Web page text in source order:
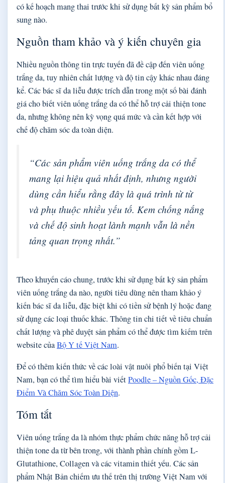
có kế hoạch mang thai trước khi sử dụng bất kỳ sản phẩm bổ
sung nào.
Nguồn tham khảo và ý kiến chuyên gia
Nhiều nguồn thông tin trực tuyến đã đề cập đến viên uống
trắng da, tuy nhiên chất lượng và độ tin cậy khác nhau đáng
kể. Các bác sĩ da liễu được trích dẫn trong một số bài đánh
giá cho biết viên uống trắng da có thể hỗ trợ cải thiện tone
da, nhưng không nên kỳ vọng quá mức và cần kết hợp với
chế độ chăm sóc da toàn diện.
“Các sản phẩm viên uống trắng da có thể
mang lại hiệu quả nhất định, nhưng người
dùng cần hiểu rằng đây là quá trình từ từ
và phụ thuộc nhiều yếu tố. Kem chống nắng
và chế độ sinh hoạt lành mạnh vẫn là nền
tảng quan trọng nhất.”
Theo khuyến cáo chung, trước khi sử dụng bất kỳ sản phẩm
viên uống trắng da nào, người tiêu dùng nên tham khảo ý
kiến bác sĩ da liễu, đặc biệt khi có tiền sử bệnh lý hoặc đang
sử dụng các loại thuốc khác. Thông tin chi tiết về tiêu chuẩn
chất lượng và phê duyệt sản phẩm có thể được tìm kiếm trên
website củaBộ Y tế Việt Nam.
Để có thêm kiến thức về các loài vật nuôi phổ biến tại Việt
Nam, bạn có thể tìm hiểu bài viếtPoodle – Nguồn Gốc, Đặc
Điểm Và Chăm Sóc Toàn Diện.
Tóm tắt
Viên uống trắng da là nhóm thực phẩm chức năng hỗ trợ cải
thiện tone da từ bên trong, với thành phần chính gồm L-
Glutathione, Collagen và các vitamin thiết yếu. Các sản
phẩm Nhật Bản chiếm ưu thế trên thị trường Việt Nam với